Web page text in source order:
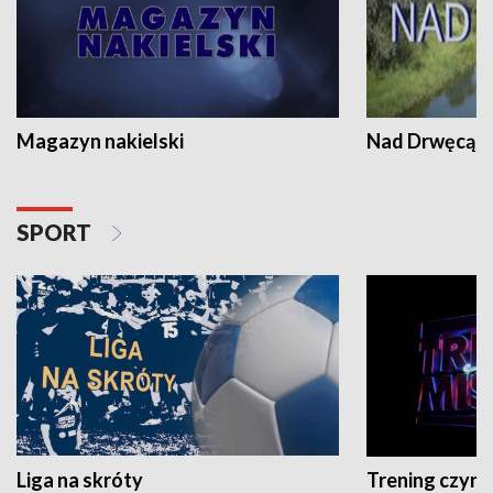
Magazyn nakielski Nad Drwęcą
SPORT
Liga na skróty Trening czyni